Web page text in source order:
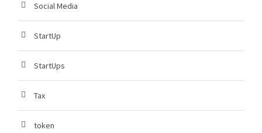
Social Media
StartUp
StartUps
Tax
token